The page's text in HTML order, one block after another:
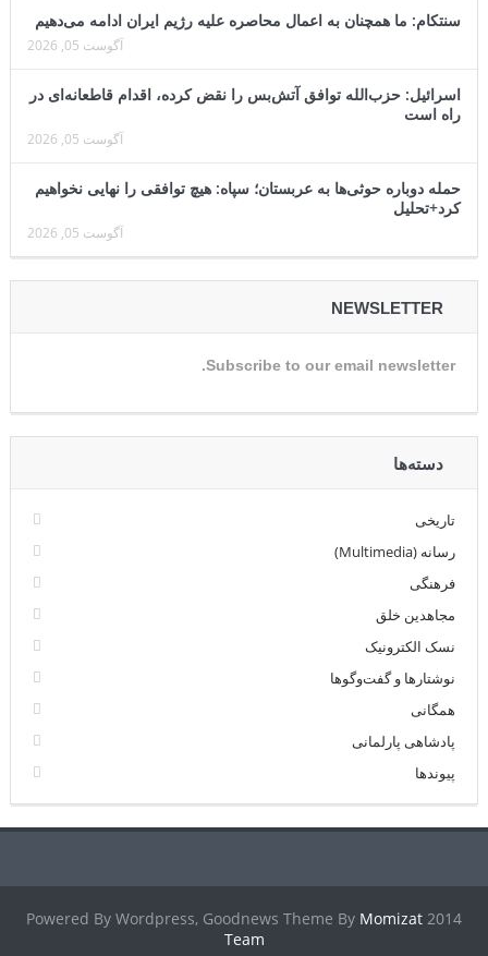
سنتکام: ما همچنان به اعمال محاصره علیه رژیم ایران ادامه می‌دهیم
آگوست 05, 2026
اسرائیل: حزب‌الله توافق آتش‌بس را نقض کرده، اقدام قاطعانه‌ای در
راه است
آگوست 05, 2026
حمله دوباره حوثی‌ها به عربستان؛ سپاه: هیچ توافقی را نهایی نخواهیم
کرد+تحلیل
آگوست 05, 2026
NEWSLETTER
Subscribe to our email newsletter.
دسته‌ها
تاریخی
رسانه (Multimedia)
فرهنگی
مجاهدین خلق
نسک الکترونیک
نوشتارها و گفت‌وگوها
همگانی
پادشاهی پارلمانی
پیوندها
2014 Powered By Wordpress, Goodnews Theme By
Momizat
Team